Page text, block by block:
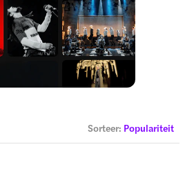
Sorteer: Populariteit